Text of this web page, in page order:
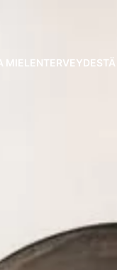
MIELENTERVEYDESTÄ